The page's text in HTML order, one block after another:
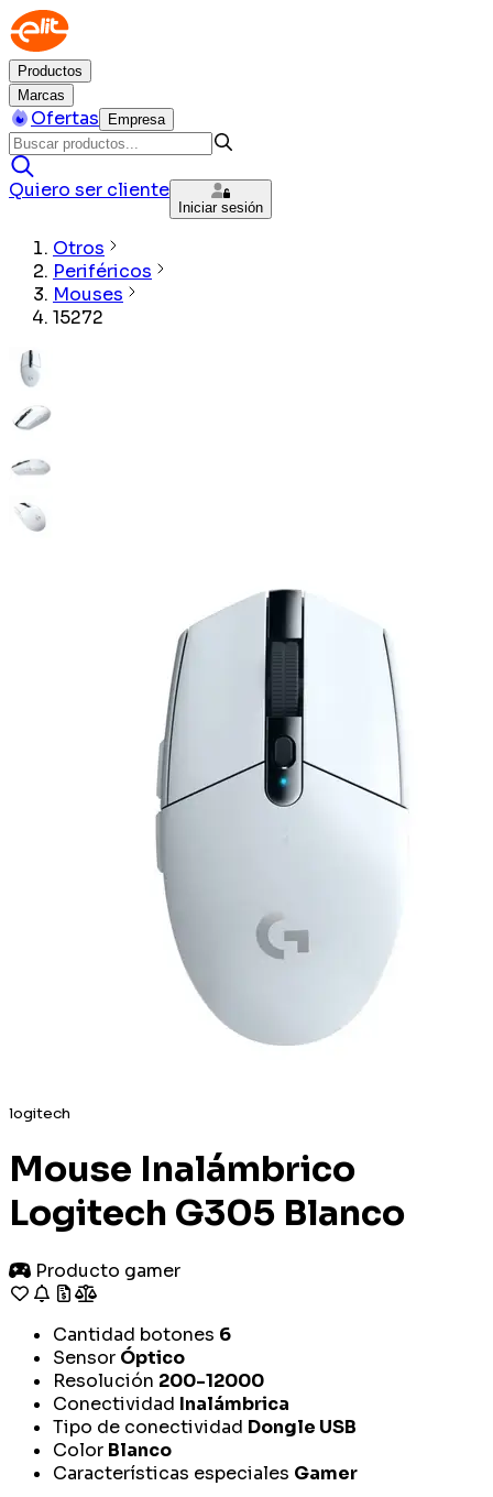
Productos
Marcas
Ofertas Empresa
Quiero ser cliente
Iniciar sesión
Otros
Periféricos
Mouses
15272
logitech
Mouse Inalámbrico
Logitech G305 Blanco
Producto gamer
Cantidad botones 6
Sensor Óptico
Resolución 200-12000
Conectividad Inalámbrica
Tipo de conectividad Dongle USB
Color Blanco
Características especiales Gamer